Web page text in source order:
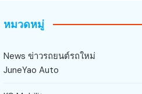
หมวดหมู่
News ข่าวรถยนต์รถใหม่
JuneYao Auto